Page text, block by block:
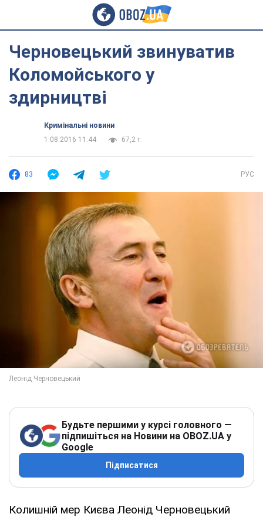
Черновецький звинуватив
Коломойського у
здирництві
Кримінальні новини
1.08.2016 11:44
67,2 т.
83 РУС
Будьте першими у курсі головного —
підпишіться на Новини на OBOZ.UA у
Google
Підписатися
Колишній мер Києва Леонід Черновецький